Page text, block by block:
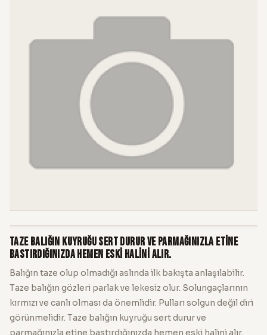
Taze balığın kuyruğu sert durur ve parmağınızla etine
bastırdığınızda hemen eski halini alır.
Balığın taze olup olmadığı aslında ilk bakışta anlaşılabilir.
Taze balığın gözleri parlak ve lekesiz olur. Solungaçlarının
kırmızı ve canlı olması da önemlidir. Pulları solgun değil diri
görünmelidir. Taze balığın kuyruğu sert durur ve
parmağınızla etine bastırdığınızda hemen eski halini alır.